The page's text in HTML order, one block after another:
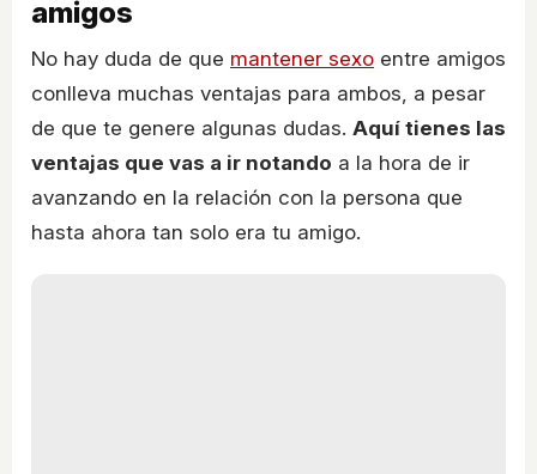
amigos
No hay duda de que mantener sexo entre amigos
conlleva muchas ventajas para ambos, a pesar
de que te genere algunas dudas. Aquí tienes las
ventajas que vas a ir notando a la hora de ir
avanzando en la relación con la persona que
hasta ahora tan solo era tu amigo.